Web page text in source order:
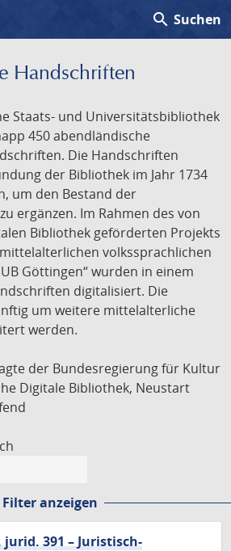
search Suchen
Handschriften
Staats- und Universitätsbibliothek
450 abendländische
Die Handschriften
der Bibliothek im Jahr 1734
um den Bestand der
ergänzen. Im Rahmen des von
Bibliothek geförderten Projekts
volkssprachlichen
Göttingen“ wurden in einem
digitalisiert. Die
um weitere mittelalterliche
werden.
der Bundesregierung für Kultur
Digitale Bibliothek, Neustart
Filter anzeigen
jurid. 391 – Juristisch-